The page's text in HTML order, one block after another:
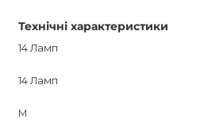
Технічні характеристики
14 Ламп
14 Ламп
M